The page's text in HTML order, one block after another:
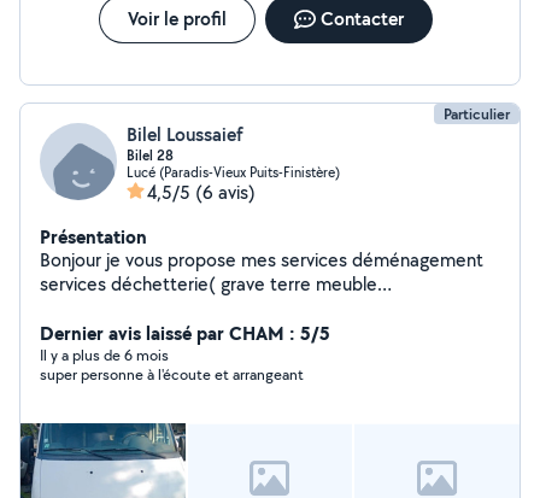
Voir le profil Contacter
Particulier
Bilel Loussaief
Bilel 28
Lucé (Paradis-Vieux Puits-Finistère)
4,5/5 (6 avis)
Présentation
Bonjour je vous propose mes services déménagement
services déchetterie( grave terre meuble
peinture placo montage des meubles )
Dernier avis laissé par CHAM : 5/5
Il y a plus de 6 mois
super personne à l'écoute et arrangeant